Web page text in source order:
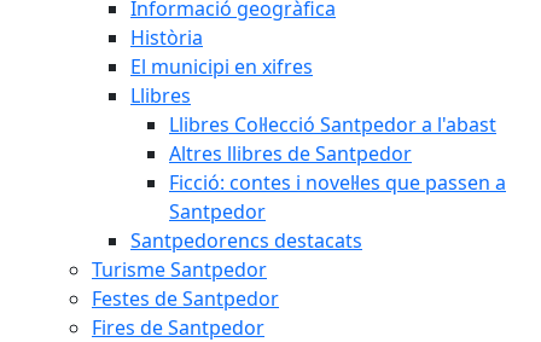
Informació geogràfica
Història
El municipi en xifres
Llibres
Llibres Col·lecció Santpedor a l'abast
Altres llibres de Santpedor
Ficció: contes i novel·les que passen a
Santpedor
Santpedorencs destacats
Turisme Santpedor
Festes de Santpedor
Fires de Santpedor